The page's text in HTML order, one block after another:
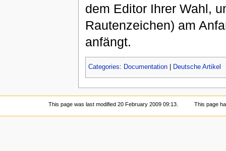
dem Editor Ihrer Wahl,
Rautenzeichen) am
anfängt.
Categories: Documentation| Deutsche Artikel
This page was last modified 20 February 2009 09:13. This page